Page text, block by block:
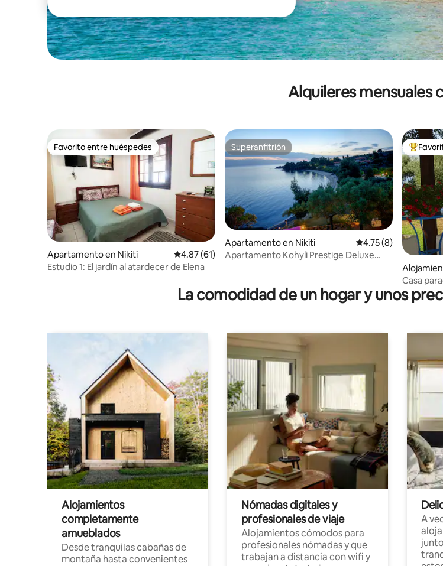
Alquileres mensuales
Favorito entre huéspedes
Favorito entre huéspedes
Apartamento en Nikiti Calificación promedio: 4.87 de 5, 61 reseñas
4.87 (61)
Estudio 1: El jardín al atardecer de Elena
Superanfitrión
Superanfitrión
Apartamento en Nikiti Calificación
4.75 (8)
Apartamento Kohyli Prestige Deluxe
Favorito
Casa
La comodidad de un hogar y unos
Alojamientos
completamente
amueblados
Desde tranquilas cabañas de
montaña hasta convenientes
Nómadas digitales y
profesionales de viaje
Alojamientos cómodos para
profesionales nómadas y que
trabajan a distancia con wifi y
A